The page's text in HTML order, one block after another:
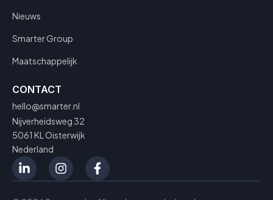
Nieuws
Smarter Group
Maatschappelijk
CONTACT
hello@smarter.nl
Nijverheidsweg 32
5061 KL Oisterwijk
Nederland